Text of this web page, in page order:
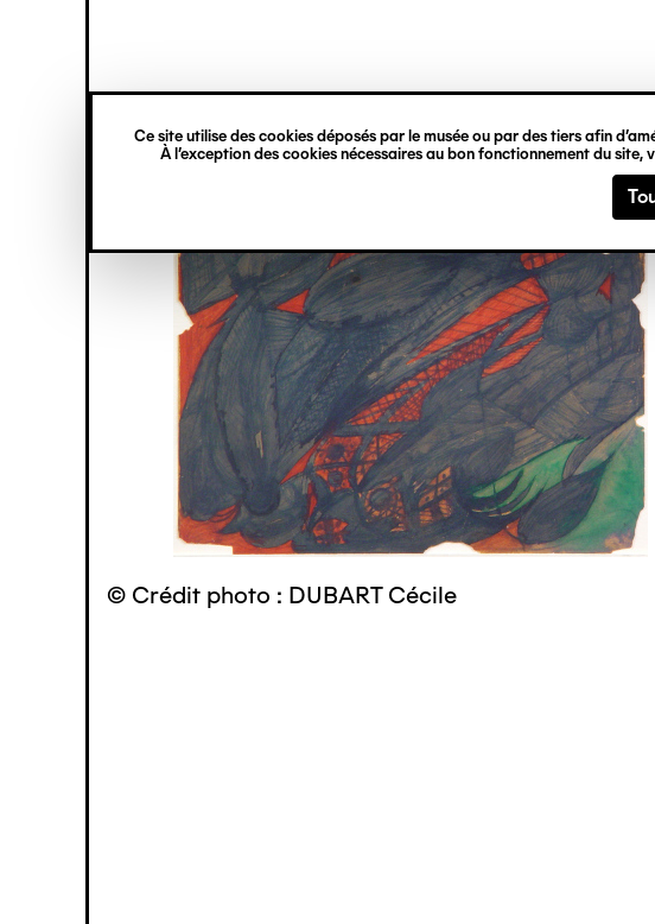
Ce site utilise des cookies déposés par le musée ou par des tiers afin
À l’exception des cookies nécessaires au bon fonctionnement du
principal
verticale
© Crédit photo : DUBART Cécile